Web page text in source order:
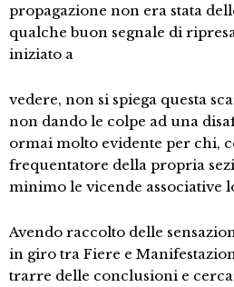
propagazione non era stata
qualche buon segnale di
iniziato a
vedere, non si spiega questa
non dando le colpe ad una
ormai molto evidente per chi,
frequentatore della propria
minimo le vicende associative
Avendo raccolto delle
in giro tra Fiere e
trarre delle conclusioni e